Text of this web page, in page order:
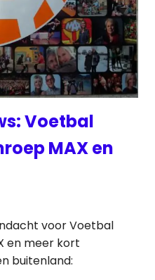
Voetbal
MAX en
voor Voetbal
en meer kort
buitenland: